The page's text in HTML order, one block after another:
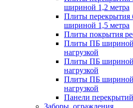
шириной 1,2 метра
Плиты перекрытия
шириной 1,5 метра
Плиты покрытия
Плиты ПБ шириной
нагрузкой
Плиты ПБ шириной
нагрузкой
Плиты ПБ шириной
нагрузкой
Панели
Заборы, ограждения